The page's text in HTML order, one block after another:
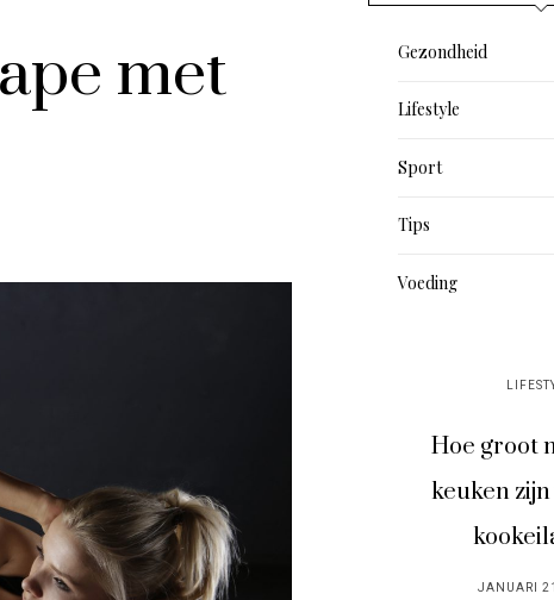
met
Gezondheid
Lifestyle
Sport
Tips
Voeding
Hoe groot
keuken
POSTED
JANUARI